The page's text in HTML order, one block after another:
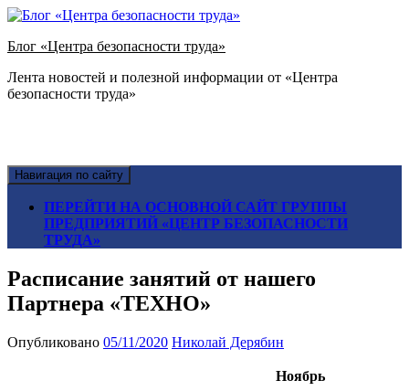
Блог «Центра безопасности труда»
Лента новостей и полезной информации от «Центра
безопасности труда»
Навигация по сайту
ПЕРЕЙТИ НА ОСНОВНОЙ САЙТ ГРУППЫ
ПРЕДПРИЯТИЙ «ЦЕНТР БЕЗОПАСНОСТИ
ТРУДА»
Расписание занятий от нашего
Партнера «ТЕХНО»
Опубликовано 05/11/2020 Николай Дерябин
Ноябрь